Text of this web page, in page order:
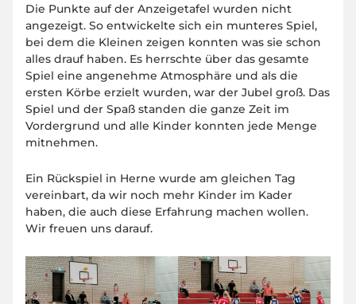
Die Punkte auf der Anzeigetafel wurden nicht
angezeigt. So entwickelte sich ein munteres Spiel,
bei dem die Kleinen zeigen konnten was sie schon
alles drauf haben. Es herrschte über das gesamte
Spiel eine angenehme Atmosphäre und als die
ersten Körbe erzielt wurden, war der Jubel groß. Das
Spiel und der Spaß standen die ganze Zeit im
Vordergrund und alle Kinder konnten jede Menge
mitnehmen.
Ein Rückspiel in Herne wurde am gleichen Tag
vereinbart, da wir noch mehr Kinder im Kader
haben, die auch diese Erfahrung machen wollen.
Wir freuen uns darauf.